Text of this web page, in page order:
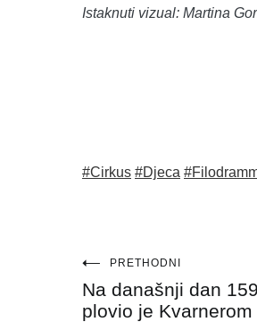
Istaknuti vizual: Martina
#Cirkus #Djeca
Navigacija
objava
PRETHODNI
Na današnji dan
plovio je Kvarnerom